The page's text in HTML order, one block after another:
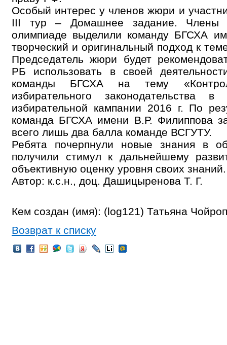
Особый интерес у членов жюри и
III тур – Домашнее задание. Члены
олимпиаде выделили команду БГСХА
творческий и оригинальный подход к
Председатель жюри будет
РБ использовать в своей
команды БГСХА на тему
избирательного законодательства
избирательной кампании 2016 г. По
команда БГСХА имени В.Р. Филиппова
всего лишь два балла команде ВСГУТУ.
Ребята почерпнули новые знания в
получили стимул к дальнейшему
объективную оценку уровня своих знаний.
Автор: к.с.н., доц. Дашицыренова Т. Г.
Кем создан (имя): (log121) Татьяна
Возврат к списку